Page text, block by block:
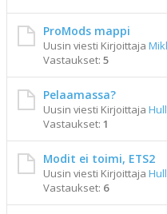
ProMods mappi
Uusin viesti Kirjoittaja
Vastaukset: 5
Pelaamassa?
Uusin viesti Kirjoittaja
Vastaukset: 1
Modit ei toimi, ETS2
Uusin viesti Kirjoittaja
Vastaukset: 6